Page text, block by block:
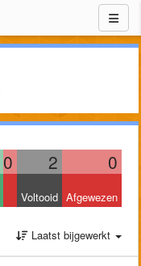
0 2 0
Voltooid Afgewezen
Laatst bijgewerkt